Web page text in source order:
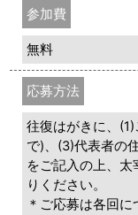
参加費
無料
応募方法
往復はがきに、
で)、(3)代表者の
をご記入の上、
りください。
＊ご応募は各回に